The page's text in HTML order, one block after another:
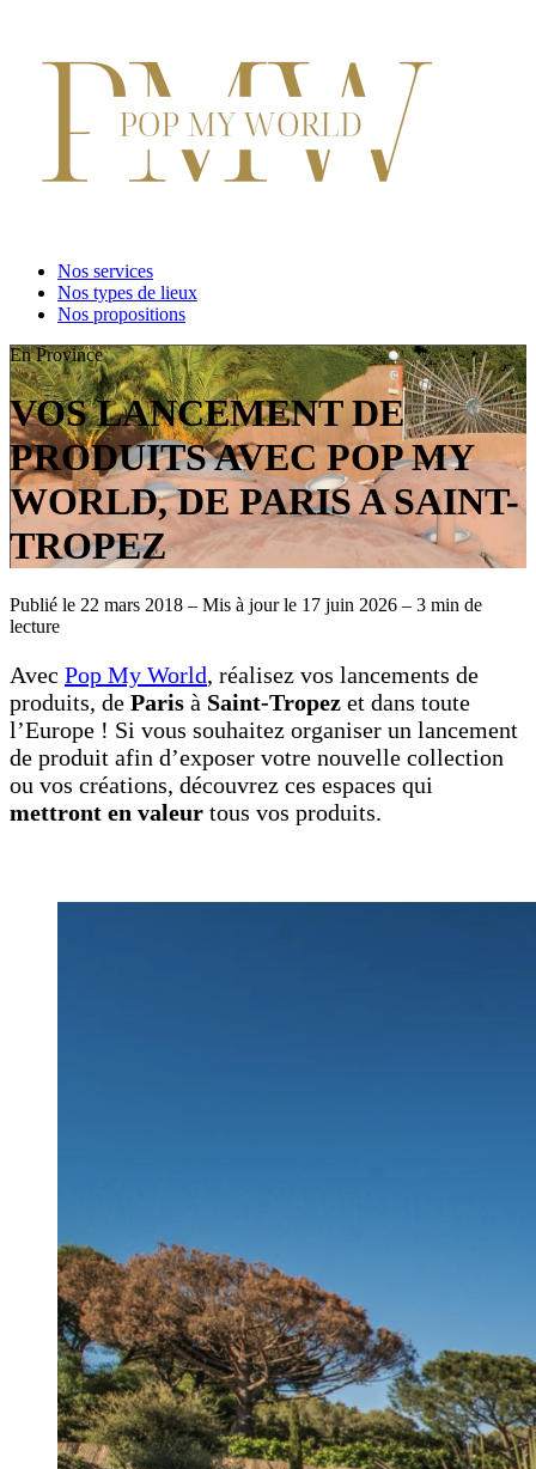
Nos services
Nos types de lieux
Nos propositions
En Province
VOS LANCEMENT DE
PRODUITS AVEC POP MY
WORLD, DE PARIS A SAINT-
TROPEZ
Publié le 22 mars 2018 – Mis à jour le 17 juin 2026 – 3 min de
lecture
Avec Pop My World, réalisez vos lancements de
produits, de Paris à Saint-Tropez et dans toute
l’Europe ! Si vous souhaitez organiser un lancement
de produit afin d’exposer votre nouvelle collection
ou vos créations, découvrez ces espaces qui
mettront en valeur tous vos produits.